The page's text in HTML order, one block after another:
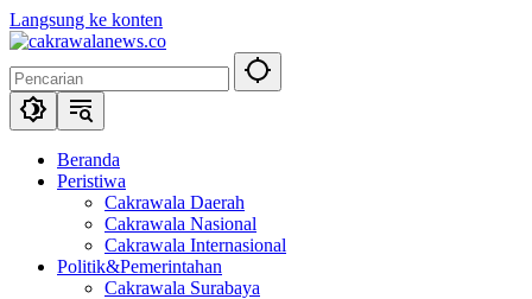
Langsung ke konten
Beranda
Peristiwa
Cakrawala Daerah
Cakrawala Nasional
Cakrawala Internasional
Politik&Pemerintahan
Cakrawala Surabaya